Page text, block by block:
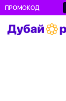
ПРОМОКОД